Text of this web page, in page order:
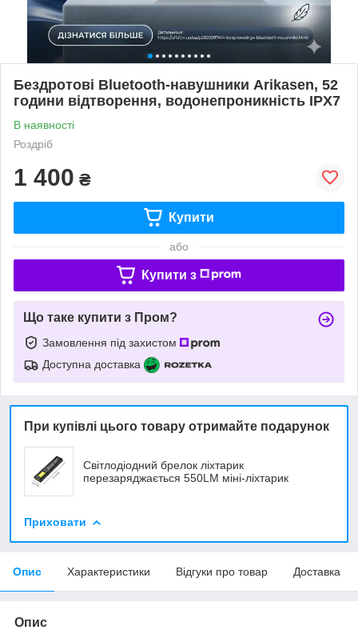
Бездротові Bluetooth-навушники Arikasen, 52
години відтворення, водонепроникність IPX7
В наявності
Роздріб
1 400 ₴
Купити
або
Купити з
Що таке купити з Пром?
Замовлення під захистом
Доступна доставка
При купівлі цього товару отримайте подарунок
Світлодіодний брелок ліхтарик
перезаряджається 550LM міні-ліхтарик
Приховати
Опис Характеристики Відгуки про товар Доставка
Опис